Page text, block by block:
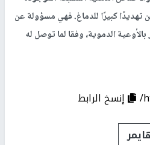
تهديدًا كبيرًا للدماغ. فهي مسؤولة عن
الدموية، وفقا لما توصل له
إنسخ الرابط